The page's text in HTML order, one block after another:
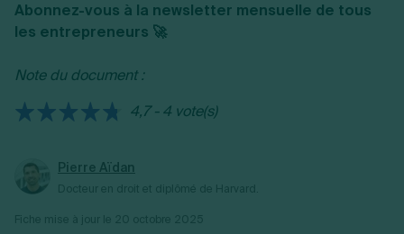
charges (travaux, intérêts d'emprunt) et en
optimisant l'imposition des revenus locatifs
Revenu ou Impôt sur les Sociétés).
Abonnez-vous à la newsletter mensuelle de tous
les entrepreneurs 🚀
Note du document :
4,7 - 4 vote(s)
Pierre Aïdan